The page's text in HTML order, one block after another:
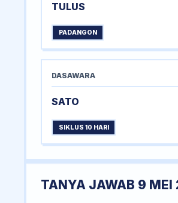
TULUS
PADANGON
DASAWARA
SATO
SIKLUS 10 HARI
TANYA JAWAB 9 MEI